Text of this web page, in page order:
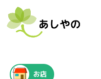
お店